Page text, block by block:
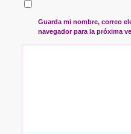
Guarda mi nombre, correo
navegador para la próxima